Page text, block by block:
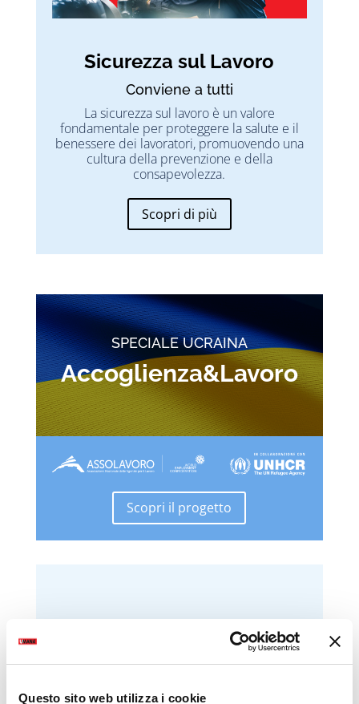
Questo sito web utilizza i cookie
Sicurezza sul Lavoro
Conviene a tutti
La sicurezza sul lavoro è un valore
fondamentale per proteggere la salute e il
benessere dei lavoratori, promuovendo una
cultura della prevenzione e della
consapevolezza.
Scopri di più
SPECIALE UCRAINA
Accoglienza&Lavoro
Scopri il progetto